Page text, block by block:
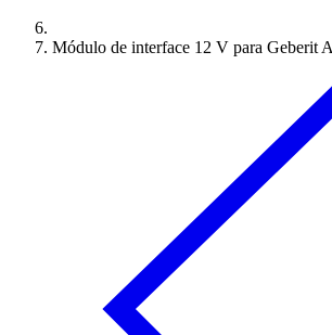
Módulo de interface 12 V para Geberit